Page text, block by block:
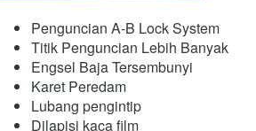
Penguncian A-B Lock System
Titik Penguncian Lebih Banyak
Engsel Baja Tersembunyi
​Karet Peredam
Lubang pengintip
Dilapisi kaca film